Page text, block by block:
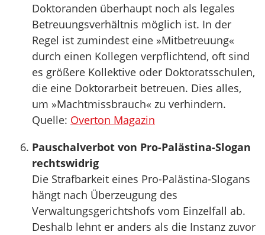
Doktoranden überhaupt noch als legales
Betreuungsverhältnis möglich ist. In der
Regel ist zumindest eine »Mitbetreuung«
durch einen Kollegen verpflichtend, oft sind
es größere Kollektive oder Doktoratsschulen,
die eine Doktorarbeit betreuen. Dies alles,
um »Machtmissbrauch« zu verhindern.
Quelle: Overton Magazin
Pauschalverbot von Pro-Palästina-Slogan
rechtswidrig
Die Strafbarkeit eines Pro-Palästina-Slogans
hängt nach Überzeugung des
Verwaltungsgerichtshofs vom Einzelfall ab.
Deshalb lehnt er anders als die Instanz zuvor